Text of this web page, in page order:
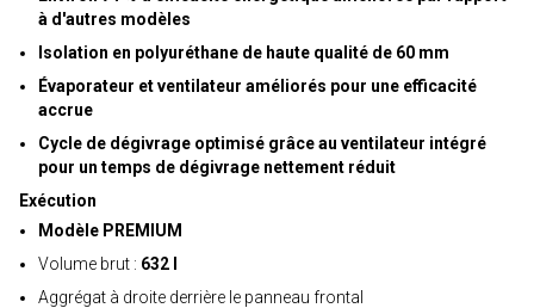
à d'autres modèles
Isolation en polyuréthane de haute qualité de 60 mm
Évaporateur et ventilateur améliorés pour une efficacité
accrue
Cycle de dégivrage optimisé grâce au ventilateur intégré
pour un temps de dégivrage nettement réduit
Exécution
Modèle PREMIUM
Volume brut : 632 l
Aggrégat à droite derrière le panneau frontal